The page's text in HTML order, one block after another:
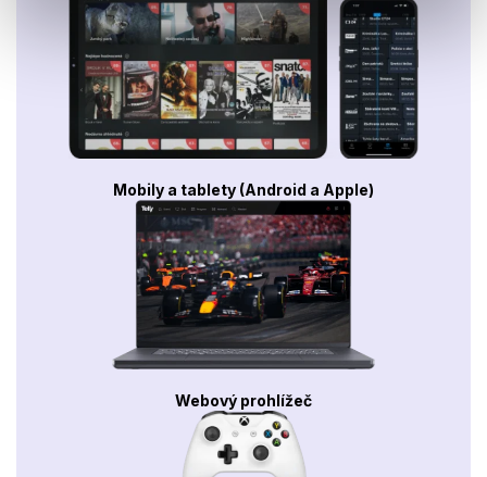
Mobily a tablety (Android a Apple)
Webový prohlížeč